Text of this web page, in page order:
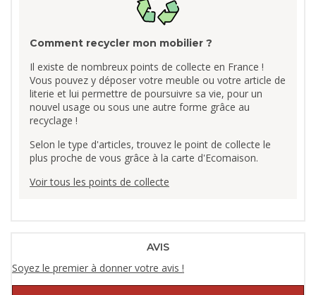
Comment recycler mon mobilier ?
Il existe de nombreux points de collecte en France !
Vous pouvez y déposer votre meuble ou votre article de
literie et lui permettre de poursuivre sa vie, pour un
nouvel usage ou sous une autre forme grâce au
recyclage !
Selon le type d'articles, trouvez le point de collecte le
plus proche de vous grâce à la carte d'Ecomaison.
Voir tous les points de collecte
AVIS
Soyez le premier à donner votre avis !